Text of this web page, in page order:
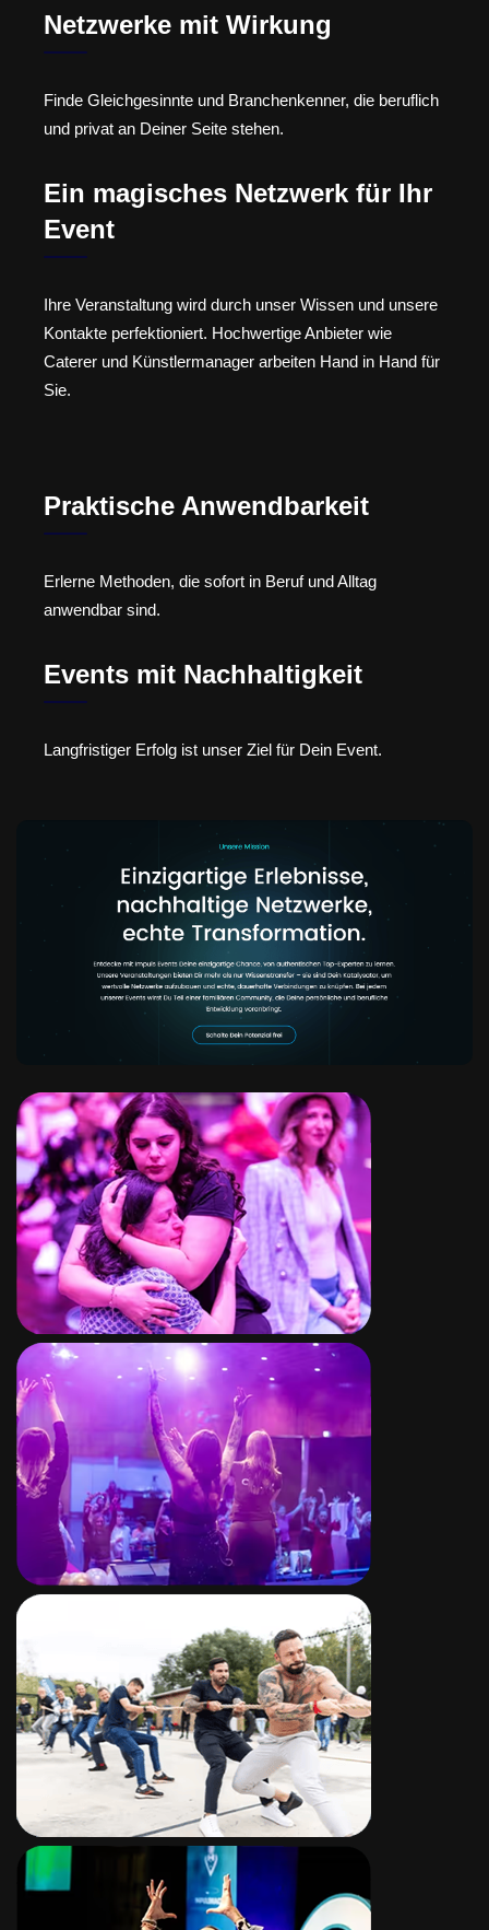
Netzwerke mit Wirkung
Finde Gleichgesinnte und Branchenkenner, die beruflich
und privat an Deiner Seite stehen.
Ein magisches Netzwerk für Ihr
Event
Ihre Veranstaltung wird durch unser Wissen und unsere
Kontakte perfektioniert. Hochwertige Anbieter wie
Caterer und Künstlermanager arbeiten Hand in Hand für
Sie.
Praktische Anwendbarkeit
Erlerne Methoden, die sofort in Beruf und Alltag
anwendbar sind.
Events mit Nachhaltigkeit
Langfristiger Erfolg ist unser Ziel für Dein Event.